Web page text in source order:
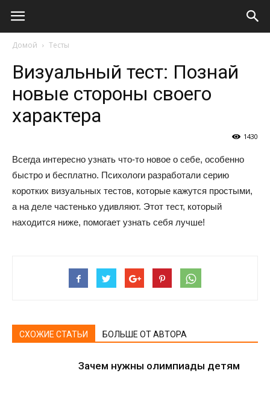
Виолайф
Домой Тесты
Визуальный тест: Познай
новые стороны своего
характера
1430
Всегда интересно узнать что-то новое о себе, особенно
быстро и бесплатно. Психологи разработали серию
коротких визуальных тестов, которые кажутся простыми,
а на деле частенько удивляют. Этот тест, который
находится ниже, помогает узнать себя лучше!
СХОЖИЕ СТАТЬИ БОЛЬШЕ ОТ АВТОРА
Зачем нужны олимпиады детям